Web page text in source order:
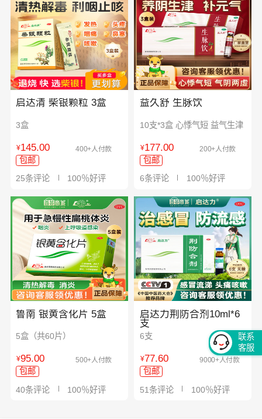
启达清 柴银颗粒 3盒
3盒
¥145.00 400+人付款
包邮
25条评论
100％好评
益久舒 生脉饮
10支*3盒 心悸气短 益气生津
¥177.00 200+人付款
包邮
6条评论
100％好评
鲁南 银黄含化片 5盒
5盒（共60片）
¥95.00 500+人付款
包邮
40条评论
100％好评
启达力荆防合剂10ml*6
支
6支
¥77.60 9000+人付款
包邮
51条评论
100％好评
联系
客服